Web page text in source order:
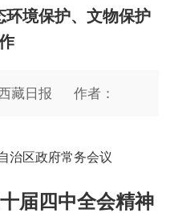
环境保护、文物保护
藏日报 作者：
治区政府常务会议
届四中全会精神